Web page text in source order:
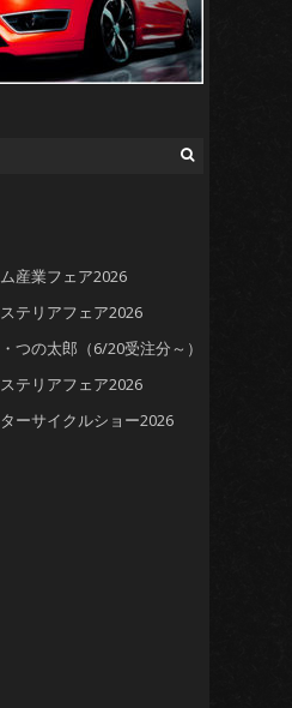
産業フェア2026
テリアフェア2026
つの太郎（6/20受注分～）
テリアフェア2026
ーサイクルショー2026